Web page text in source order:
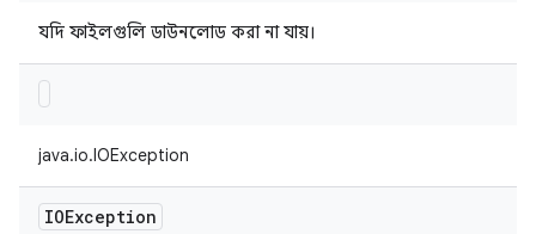
যদি ফাইলগুলি ডাউনলোড করা না যায়।
java.io.IOException
IOException